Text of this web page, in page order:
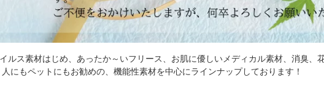
ルス素材はじめ、あったか～いフリース、お肌に優しいメディカル素材、消臭
人にもペットにもお勧めの、機能性素材を中心にラインナップしております！